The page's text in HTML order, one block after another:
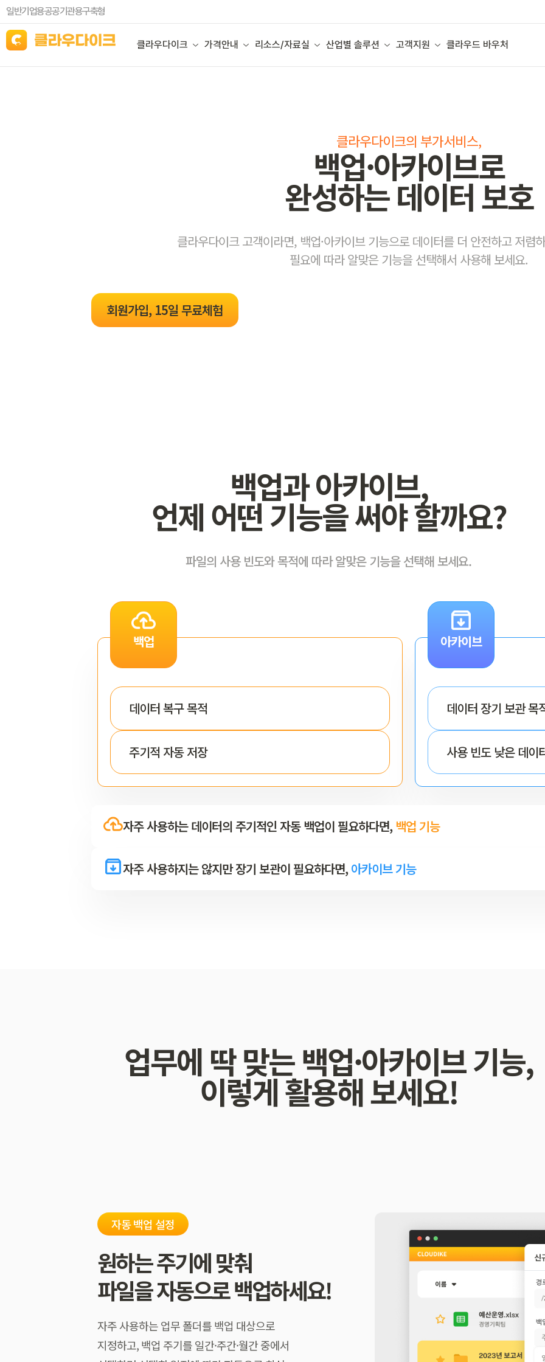
일반기업용공공기관용구축형
클라우다이크 가격안내 리소스/자료실 산업별 솔루션 고객지원 클라우드 바우처
클라우다이크의 부가서비스,
백업·아카이브로
완성하는 데이터 보호
클라우다이크 고객이라면, 백업·아카이브 기능으로 데이터를 더 안전하고 저렴
필요에 따라 알맞은 기능을 선택해서 사용해 보세요.
회원가입, 15일 무료체험
백업과 아카이브,
언제 어떤 기능을 써야 할까요?
파일의 사용 빈도와 목적에 따라 알맞은 기능을 선택해 보세요.
백업
데이터 복구 목적
주기적 자동 저장
아카이브
데이터 장기 보관 목
사용 빈도 낮은 데이
자주 사용하는 데이터의 주기적인 자동 백업이 필요하다면,백업 기능
자주 사용하지는 않지만 장기 보관이 필요하다면,아카이브 기능
업무에 딱 맞는 백업·아카이브 기능,
이렇게 활용해 보세요!
자동 백업 설정
원하는 주기에 맞춰
파일을 자동으로 백업하세요!
자주 사용하는 업무 폴더를 백업 대상으로
지정하고, 백업 주기를 일간·주간·월간 중에서